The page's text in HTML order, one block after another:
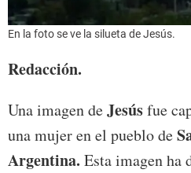
En la foto se ve la silueta de Jesús.
Redacción.
Una imagen deJesúsfue
una mujer en el pueblo de
Argentina. Esta imagen ha